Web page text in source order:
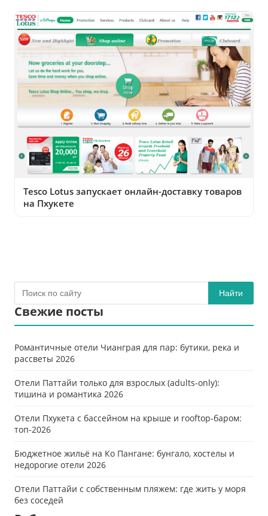
Tesco Lotus запускает онлайн-доставку товаров
на Пхукете
Найти
Свежие посты
Романтичные отели Чианграя для пар: бутики, река и
рассветы 2026
Отели Паттайи только для взрослых (adults-only):
тишина и романтика 2026
Отели Пхукета с бассейном на крыше и rooftop-баром:
топ-2026
Бюджетное жильё на Ко Пангане: бунгало, хостелы и
недорогие отели 2026
Отели Паттайи с собственным пляжем: где жить у моря
без соседей